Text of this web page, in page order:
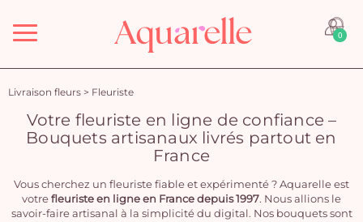
Menu 0
Livraison fleurs > Fleuriste
Votre fleuriste en ligne de confiance –
Bouquets artisanaux livrés partout en
France
Vous cherchez un fleuriste fiable et expérimenté ? Aquarelle est
votrefleuriste en ligne en France depuis 1997. Nous allions le
savoir-faire artisanal à la simplicité du digital. Nos bouquets sont